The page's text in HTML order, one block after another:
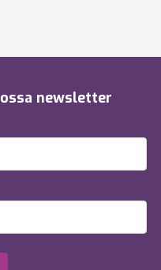
newsletter